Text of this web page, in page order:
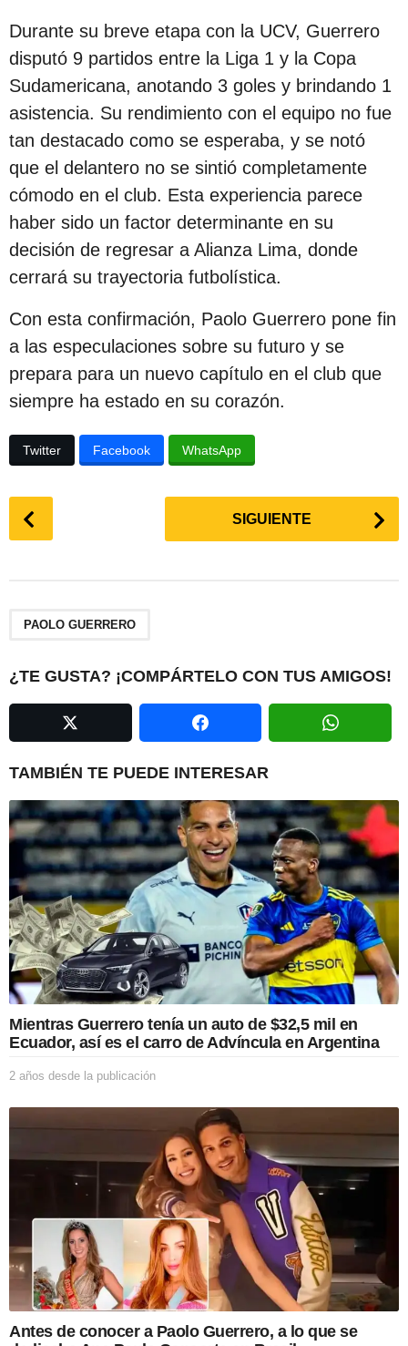
Durante su breve etapa con la UCV, Guerrero
disputó 9 partidos entre la Liga 1 y la Copa
Sudamericana, anotando 3 goles y brindando 1
asistencia. Su rendimiento con el equipo no fue
tan destacado como se esperaba, y se notó
que el delantero no se sintió completamente
cómodo en el club. Esta experiencia parece
haber sido un factor determinante en su
decisión de regresar a Alianza Lima, donde
cerrará su trayectoria futbolística.
Con esta confirmación, Paolo Guerrero pone fin
a las especulaciones sobre su futuro y se
prepara para un nuevo capítulo en el club que
siempre ha estado en su corazón.
Twitter Facebook WhatsApp
o
i
n
t
i
n
SIGUIENTE
PAOLO GUERRERO
¿TE GUSTA? ¡COMPÁRTELO CON TUS AMIGOS!
TAMBIÉN TE PUEDE INTERESAR
Mientras Guerrero tenía un auto de $32,5 mil en
Ecuador, así es el carro de Advíncula en Argentina
2 años desde la publicación
ñ
d
s
d
e
l
a
p
u
l
Antes de conocer a Paolo Guerrero, a lo que se